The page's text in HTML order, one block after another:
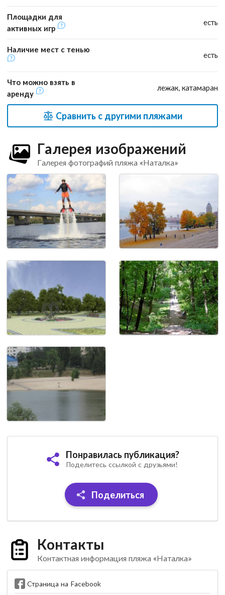
Площадки для
активных игр
есть
Наличие мест с тенью
есть
Что можно взять в
аренду
лежак, катамаран
Сравнить с другими пляжами
Галерея изображений
Галерея фотографий пляжа «Наталка»
Понравилась публикация?
Поделитесь ссылкой с друзьями!
Поделиться
Контакты
Контактная информация пляжа «Наталка»
Страница на Facebook